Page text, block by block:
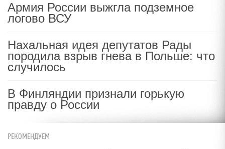
Армия России выжгла подземное
логово ВСУ
Нахальная идея депутатов Рады
породила взрыв гнева в Польше: что
случилось
В Финляндии признали горькую
правду о России
РЕКОМЕНДУЕМ